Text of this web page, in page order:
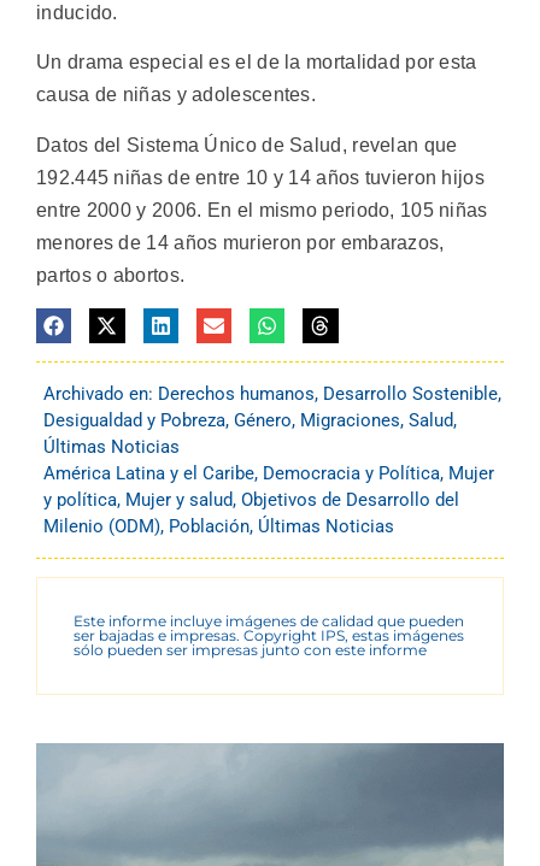
inducido.
Un drama especial es el de la mortalidad por esta
causa de niñas y adolescentes.
Datos del Sistema Único de Salud, revelan que
192.445 niñas de entre 10 y 14 años tuvieron hijos
entre 2000 y 2006. En el mismo periodo, 105 niñas
menores de 14 años murieron por embarazos,
partos o abortos.
Archivado en: Derechos humanos, Desarrollo Sostenible,
Desigualdad y Pobreza, Género, Migraciones, Salud,
Últimas Noticias
América Latina y el Caribe, Democracia y Política, Mujer
y política, Mujer y salud, Objetivos de Desarrollo del
Milenio (ODM), Población, Últimas Noticias
Este informe incluye imágenes de calidad que pueden
ser bajadas e impresas. Copyright IPS, estas imágenes
sólo pueden ser impresas junto con este informe